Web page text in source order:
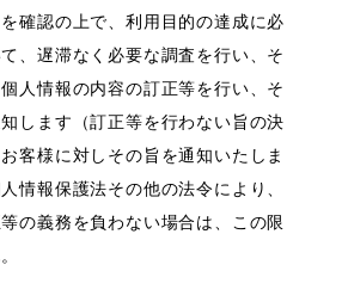
確認の上で、利用目的の達成に必
、遅滞なく必要な調査を行い、そ
人情報の内容の訂正等を行い、そ
します（訂正等を行わない旨の決
客様に対しその旨を通知いたしま
情報保護法その他の法令により、
の義務を負わない場合は、この限